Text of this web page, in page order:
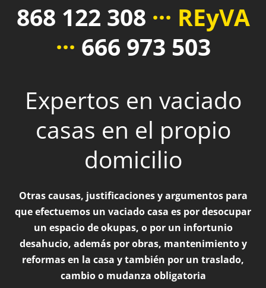
868 122 308 ··· REyVA
··· 666 973 503
Expertos en vaciado
casas en el propio
domicilio
Otras causas, justificaciones y argumentos para
que efectuemos un vaciado casa es por desocupar
un espacio de okupas, o por un infortunio
desahucio, además por obras, mantenimiento y
reformas en la casa y también por un traslado,
cambio o mudanza obligatoria